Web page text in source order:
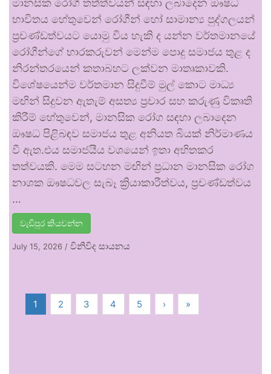
මානසික රෝගී තත්ත්වයන් සඳහා ලබාදෙන ඖෂධ
භාවිතය හේතුවෙන් රෝගීන් හෝ සාමාන්‍ය පුද්ගලයන්
ප්‍රචණ්ඩත්වයට යොමු විය හැකි ද යන්න වර්තමානයේ
රෝගීන්ගේ භාරකරුවන් මෙන්ම පොදු සමාජය තුළ ද
නිරන්තරයෙන් කතාබහට ලක්වන මාතෘකාවකි.
විශේෂයෙන්ම වර්තමාන සිදුවීම් මුල් කොට මාධ්‍ය
මඟින් සිදුවන ඇතැම් අසත්‍ය ප්‍රචාර සහ කරුණු විකෘති
කිරීම් හේතුවෙන්, මානසික රෝග සඳහා ලබාදෙන
ඖෂධ පිළිබඳව සමාජය තුළ අනියත බියක් නිර්මාණය
වී ඇත.එය සමාජයීය වශයෙන් ඉතා අහිතකර
තත්වයකි. මෙම සටහන මඟින් ප්‍රධාන මානසික රෝග
නාශක ඖෂධවල සැබෑ ක්‍රියාකාරීත්වය, ප්‍රචණ්ඩත්වය
…
වැඩිපුර කියවන්න
July 15, 2026 / විනිවිද සායනය
1 2 3 4 5 › »